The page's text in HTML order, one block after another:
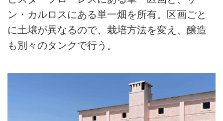
ン・カルロスにある単一畑を所有。区画ごと
に土壌が異なるので、栽培方法を変え、醸造
も別々のタンクで行う。